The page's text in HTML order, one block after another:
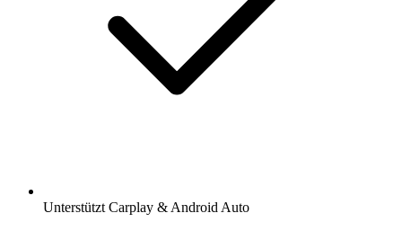
Unterstützt Carplay & Android Auto